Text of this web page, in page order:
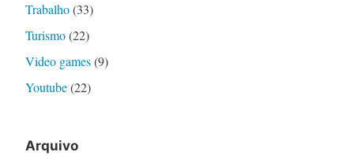
Trabalho(33)
Turismo(22)
Video games(9)
Youtube(22)
Arquivo